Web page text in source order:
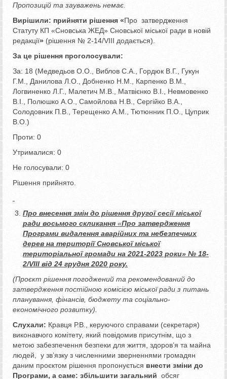
Пропозицій та зауважень немає.
Вирішили: прийняти рішення «Про затвердження
Статуту КП «Сновська ЖЕД» Сновської міської ради в новій
редакції» (рішення № 2-14/VІІІ додається).
За це рішення проголосували:
За: 18 (Медведьов О.О., Виблов С.А., Гордюк В.Г., Гукун
Г.М., Данилова Л.О., Добненко Н.М., Карпенко В.М.,
Логвиненко Л.Г., Малетич М.В., Матвієнко В.І., Невмовенко
В.І., Полюшко А.О., Самойлова Н.В., Сергійко В.А.,
Солодовник П.В., Терещенко А.М., Тютюнник П.О., Цуприк
В.О.)
Проти: 0
Утрималися: 0
Не голосували: 0
Рішення прийнято.
Про внесення змін до рішення другої сесії міської
ради восьмого скликання «Про затвердження
Програми видалення аварійних та небезпечних
дерев на території Сновської міської
територіальної громади на 2021-2023 роки» № 18-
2/VIII від 24 грудня 2020 року.
(Проєкт рішення погоджений та рекомендований до
затвердження постійною комісією міської ради з питань
планування, фінансів, бюджету та соціально-
економічного розвитку).
Слухали: Кравця Р.В., керуючого справами (секретаря)
виконавчого комітету, який повідомив присутнім, що з
метою забезпечення безпеки для життя, здоров’я та майна
людей, у зв’язку з численними зверненнями громадян
даним проєктом рішення пропонується внести зміни до
Програми, а саме: збільшити загальний обсяг